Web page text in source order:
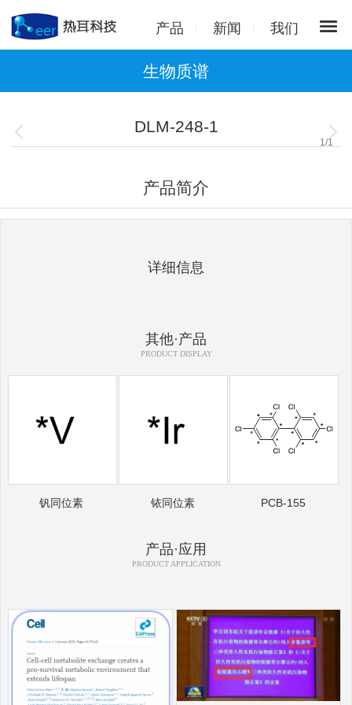
产品 新闻 我们
生物质谱
DLM-248-1
1 /1
产品简介
详细信息
其他·产品
PRODUCT DISPLAY
钒同位素 铱同位素 PCB-155
产品·应用
PRODUCT APPLICATION